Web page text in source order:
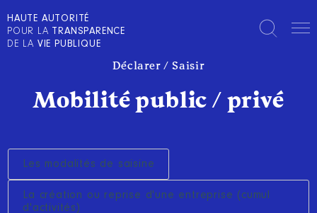
HAUTE AUTORITÉ
POUR LA TRANSPARENCE
DE LA VIE PUBLIQUE
Déclarer / Saisir
Mobilité public / privé
Les modalités de saisine
La création ou reprise d'une entreprise (cumul
d'activités)